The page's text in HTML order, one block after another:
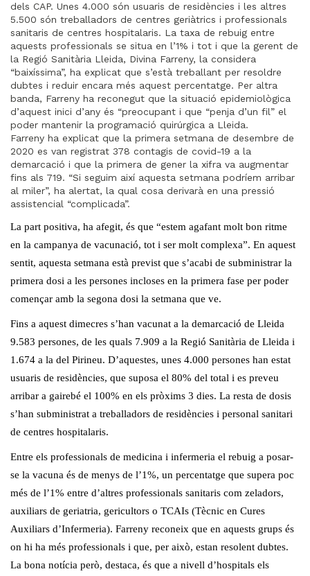
dels CAP. Unes 4.000 són usuaris de residències i les altres
5.500 són treballadors de centres geriàtrics i professionals
sanitaris de centres hospitalaris. La taxa de rebuig entre
aquests professionals se situa en l’1% i tot i que la gerent de
la Regió Sanitària Lleida, Divina Farreny, la considera
“baixíssima”, ha explicat que s’està treballant per resoldre
dubtes i reduir encara més aquest percentatge. Per altra
banda, Farreny ha reconegut que la situació epidemiològica
d’aquest inici d’any és “preocupant i que “penja d’un fil” el
poder mantenir la programació quirúrgica a Lleida.
Farreny ha explicat que la primera setmana de desembre de
2020 es van registrat 378 contagis de covid-19 a la
demarcació i que la primera de gener la xifra va augmentar
fins als 719. “Si seguim així aquesta setmana podríem arribar
al miler”, ha alertat, la qual cosa derivarà en una pressió
assistencial “complicada”.
La part positiva, ha afegit, és que “estem agafant molt bon ritme
en la campanya de vacunació, tot i ser molt complexa”. En aquest
sentit, aquesta setmana està previst que s’acabi de subministrar la
primera dosi a les persones incloses en la primera fase per poder
començar amb la segona dosi la setmana que ve.
Fins a aquest dimecres s’han vacunat a la demarcació de Lleida
9.583 persones, de les quals 7.909 a la Regió Sanitària de Lleida i
1.674 a la del Pirineu. D’aquestes, unes 4.000 persones han estat
usuaris de residències, que suposa el 80% del total i es preveu
arribar a gairebé el 100% en els pròxims 3 dies. La resta de dosis
s’han subministrat a treballadors de residències i personal sanitari
de centres hospitalaris.
Entre els professionals de medicina i infermeria el rebuig a posar-
se la vacuna és de menys de l’1%, un percentatge que supera poc
més de l’1% entre d’altres professionals sanitaris com zeladors,
auxiliars de geriatria, gericultors o TCAIs (Tècnic en Cures
Auxiliars d’Infermeria). Farreny reconeix que en aquests grups és
on hi ha més professionals i que, per això, estan resolent dubtes.
La bona notícia però, destaca, és que a nivell d’hospitals els